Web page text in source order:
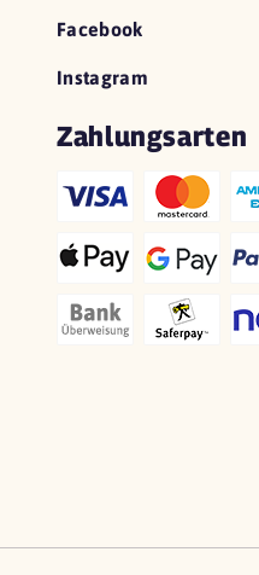
Facebook
Instagram
Zahlungsarten